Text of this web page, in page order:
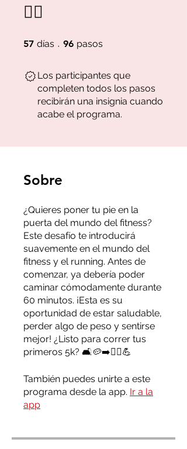
🏃‍♀️
57 días 57 días
96 pasos
Los participantes que
completen todos los pasos
recibirán una insignia cuando
acabe el programa.
Sobre
¿Quieres poner tu pie en la
puerta del mundo del fitness?
Este desafío te introducirá
suavemente en el mundo del
fitness y el running. Antes de
comenzar, ya debería poder
caminar cómodamente durante
60 minutos. ¡Esta es su
oportunidad de estar saludable,
perder algo de peso y sentirse
mejor! ¿Listo para correr tus
primeros 5k? 🛋🥔➡️🏃‍♀️💪
También puedes unirte a este
programa desde la app. Ir a la
app